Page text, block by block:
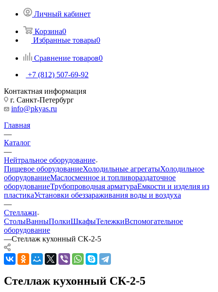
Личный кабинет
Корзина0
Избранные товары0
Сравнение товаров0
+7 (812) 507-69-92
Контактная информация
г. Санкт-Петербург
info@pkyas.ru
Главная
—
Каталог
—
Нейтральное оборудование
Пищевое оборудованиеХолодильные агрегатыХолодильное
оборудованиеМаслосменное и топливораздаточное
оборудованиеТрубопроводная арматураЕмкости и изделия из
пластикаУстановки обеззараживания воды и воздуха
—
Стеллажи
СтолыВанныПолкиШкафыТележкиВспомогательное
оборудование
—Стеллаж кухонный СК-2-5
Стеллаж кухонный СК-2-5